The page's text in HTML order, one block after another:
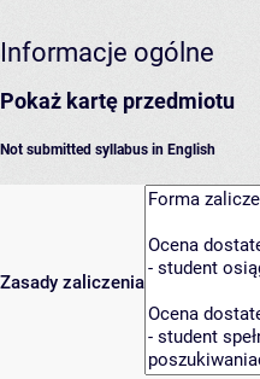
Informacje ogólne
Pokaż kartę przedmiotu
Not submitted syllabus in English
Zasady zaliczenia